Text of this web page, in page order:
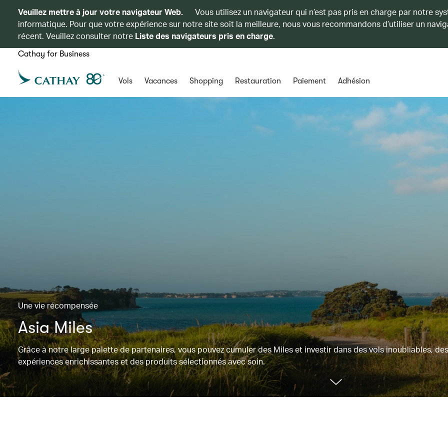
Veuillez mettre à jour votre navigateur Web.
Vous utilisez un navigateur qui n’est pas pris en charge par notre
informatique. Pour que votre expérience sur notre site soit la meilleure, nous vous recommandons d’utiliser un
récent. Veuillez consulter notre Liste des navigateurs pris en charge.
Cathay for Business
Vols Vacances Shopping Restauration Paiement Adhésion
Une vie récompensée
Asia Miles
Grâce à notre large palette de partenaires, vous pouvez cumuler des Miles et investir dans des vols inoubliables, des
expériences enrichissantes et des produits sélectionnés avec soin.